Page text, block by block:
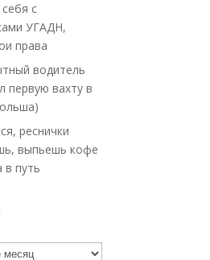
с
УГАДН,
права
водитель
первую вахту в
реснички
выпьешь кофе
путь